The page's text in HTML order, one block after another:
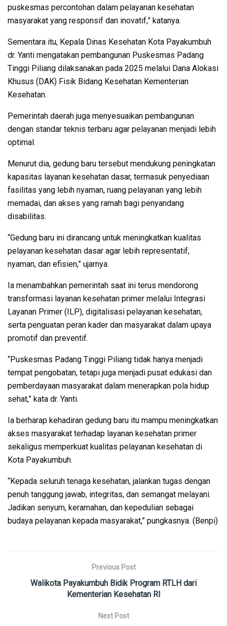
puskesmas percontohan dalam pelayanan kesehatan
masyarakat yang responsif dan inovatif,” katanya.
Sementara itu, Kepala Dinas Kesehatan Kota Payakumbuh
dr. Yanti mengatakan pembangunan Puskesmas Padang
Tinggi Piliang dilaksanakan pada 2025 melalui Dana Alokasi
Khusus (DAK) Fisik Bidang Kesehatan Kementerian
Kesehatan.
Pemerintah daerah juga menyesuaikan pembangunan
dengan standar teknis terbaru agar pelayanan menjadi lebih
optimal.
Menurut dia, gedung baru tersebut mendukung peningkatan
kapasitas layanan kesehatan dasar, termasuk penyediaan
fasilitas yang lebih nyaman, ruang pelayanan yang lebih
memadai, dan akses yang ramah bagi penyandang
disabilitas.
“Gedung baru ini dirancang untuk meningkatkan kualitas
pelayanan kesehatan dasar agar lebih representatif,
nyaman, dan efisien,” ujarnya.
Ia menambahkan pemerintah saat ini terus mendorong
transformasi layanan kesehatan primer melalui Integrasi
Layanan Primer (ILP), digitalisasi pelayanan kesehatan,
serta penguatan peran kader dan masyarakat dalam upaya
promotif dan preventif.
“Puskesmas Padang Tinggi Piliang tidak hanya menjadi
tempat pengobatan, tetapi juga menjadi pusat edukasi dan
pemberdayaan masyarakat dalam menerapkan pola hidup
sehat,” kata dr. Yanti.
Ia berharap kehadiran gedung baru itu mampu meningkatkan
akses masyarakat terhadap layanan kesehatan primer
sekaligus memperkuat kualitas pelayanan kesehatan di
Kota Payakumbuh.
“Kepada seluruh tenaga kesehatan, jalankan tugas dengan
penuh tanggung jawab, integritas, dan semangat melayani.
Jadikan senyum, keramahan, dan kepedulian sebagai
budaya pelayanan kepada masyarakat,” pungkasnya. (Benpi)
Previous Post
Walikota Payakumbuh Bidik Program RTLH dari
Kementerian Kesehatan RI
Next Post